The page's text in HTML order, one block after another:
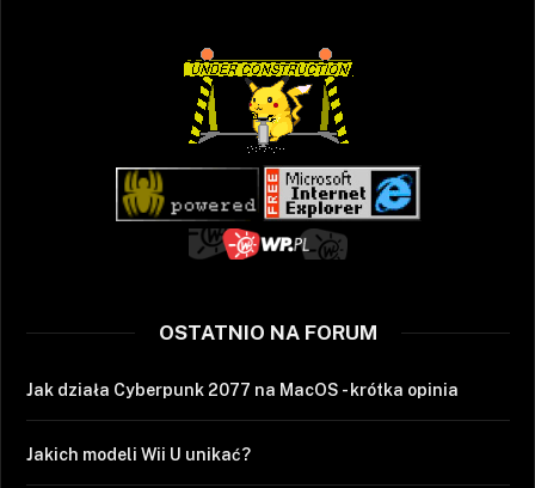
OSTATNIO NA FORUM
Jak działa Cyberpunk 2077 na MacOS - krótka opinia
Jakich modeli Wii U unikać?